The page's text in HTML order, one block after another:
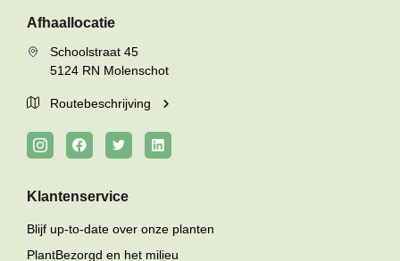
Afhaallocatie
Schoolstraat 45
5124 RN Molenschot
Routebeschrijving
Klantenservice
Blijf up-to-date over onze planten
PlantBezorgd en het milieu